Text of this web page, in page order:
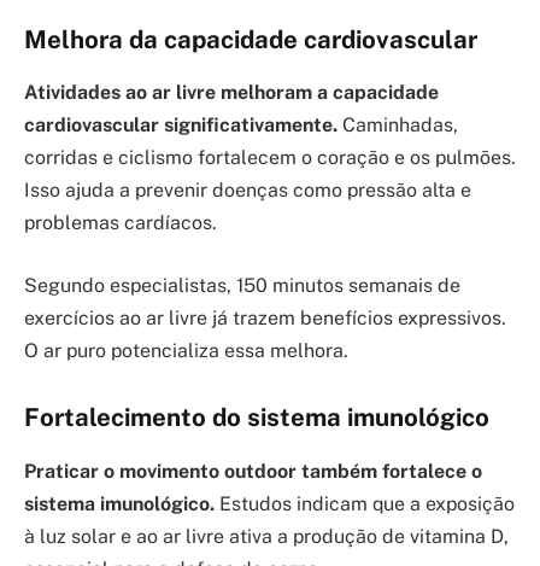
Melhora da capacidade cardiovascular
Atividades ao ar livre melhoram a capacidade
cardiovascular significativamente. Caminhadas,
corridas e ciclismo fortalecem o coração e os pulmões.
Isso ajuda a prevenir doenças como pressão alta e
problemas cardíacos.
Segundo especialistas, 150 minutos semanais de
exercícios ao ar livre já trazem benefícios expressivos.
O ar puro potencializa essa melhora.
Fortalecimento do sistema imunológico
Praticar o movimento outdoor também fortalece o
sistema imunológico. Estudos indicam que a exposição
à luz solar e ao ar livre ativa a produção de vitamina D,